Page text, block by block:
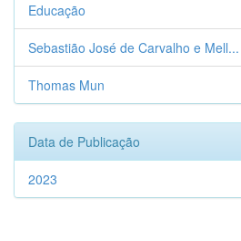
Educação
Sebastião José de Carvalho e Mell...
Thomas Mun
Data de Publicação
2023